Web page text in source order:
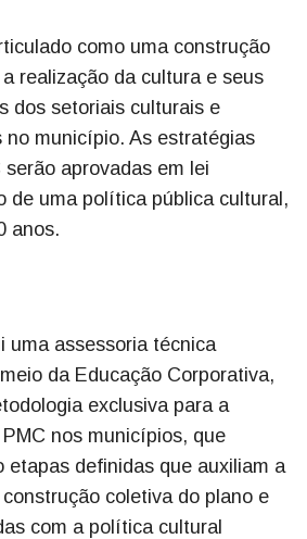
como uma construção
realização da cultura e seus
dos setoriais culturais e
no município. As estratégias
aprovadas em lei
de uma política pública cultural,
anos.
uma assessoria técnica
da Educação Corporativa,
exclusiva para a
nos municípios, que
etapas definidas que auxiliam a
coletiva do plano e
com a política cultural